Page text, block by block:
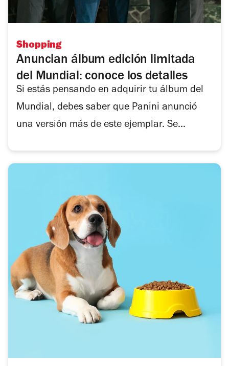
Shopping
Anuncian álbum edición limitada
del Mundial: conoce los detalles
Si estás pensando en adquirir tu álbum del
Mundial, debes saber que Panini anunció
una versión más de este ejemplar. Se...